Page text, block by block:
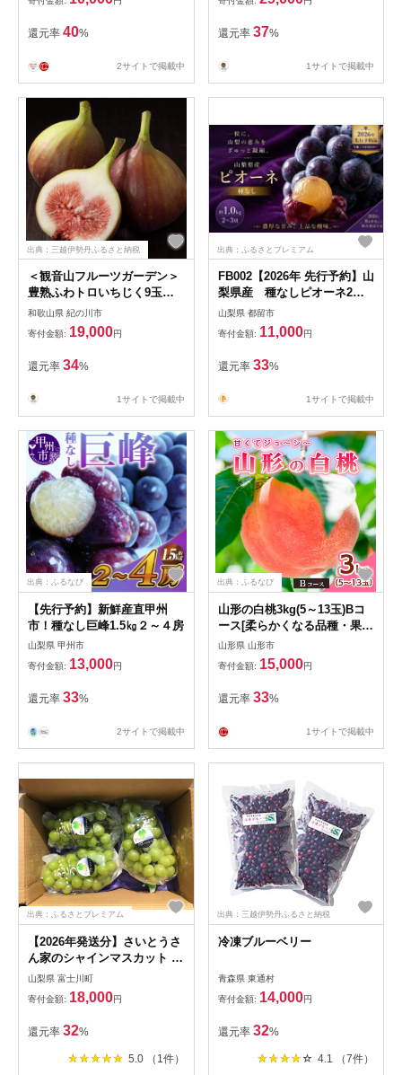
還元率 40%
2サイトで掲載中
還元率 37%
1サイトで掲載中
出典：三越伊勢丹ふるさと納税
＜観音山フルーツガーデン＞
豊熟ふわトロいちじく9玉入
り
和歌山県 紀の川市
寄付金額: 19,000円
還元率 34%
1サイトで掲載中
出典：ふるさとプレミアム
FB002【2026年 先行予約】山
梨県産 種なしピオーネ2～3
房(約1.0Kg）|ピオーネ 種無
し ブドウ ぶどう 葡萄 フルー
ツ 果物 贈答 プレゼント
山梨県 都留市
寄付金額: 11,000円
還元率 33%
1サイトで掲載中
出典：ふるなび
【先行予約】新鮮産直甲州
市！種なし巨峰1.5㎏２～４房
山梨県 甲州市
寄付金額: 13,000円
還元率 33%
2サイトで掲載中
出典：ふるなび
山形の白桃3kg(5～13玉)Bコ
ース[柔らかくなる品種・果肉
やや硬め] 【令和8年産先行予
約】FS25-632 くだもの 果物
フルーツ 山形 山形県 山形市
2026年産
山形県 山形市
寄付金額: 15,000円
還元率 33%
1サイトで掲載中
出典：ふるさとプレミアム
【2026年発送分】さいとうさ
ん家のシャインマスカット ３
～４房 （約２kg） 8月下旬以
降発送 シャイン マスカット
葡萄 ブドウ ぶどう くだもの
フルーツ 産地直送 山梨 やま
なし 先行予約 富士川町
山梨県 富士川町
寄付金額: 18,000円
還元率 32%
5.0 （1件）
出典：三越伊勢丹ふるさと納税
冷凍ブルーベリー
青森県 東通村
寄付金額: 14,000円
還元率 32%
4.1 （7件）